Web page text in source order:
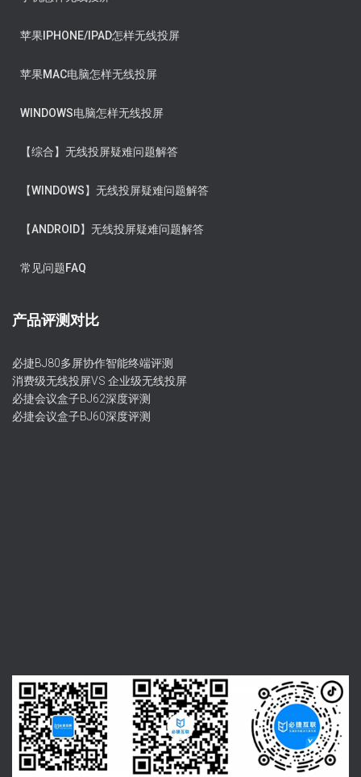
苹果IPHONE/IPAD怎样无线投屏
苹果MAC电脑怎样无线投屏
WINDOWS电脑怎样无线投屏
【综合】无线投屏疑难问题解答
【WINDOWS】无线投屏疑难问题解答
【ANDROID】无线投屏疑难问题解答
常见问题FAQ
产品评测对比
必捷BJ80多屏协作智能终端评测
消费级无线投屏VS 企业级无线投屏
必捷会议盒子BJ62深度评测
必捷会议盒子BJ60深度评测